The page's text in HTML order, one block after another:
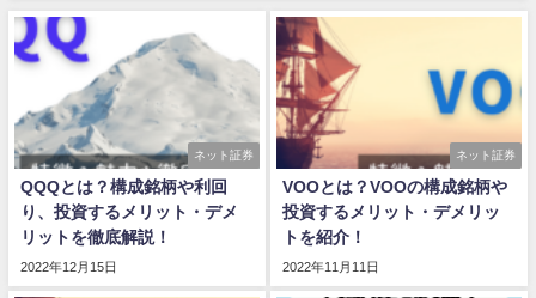
ネット証券
QQQとは？構成銘柄や利回
り、投資するメリット・デメ
リットを徹底解説！
2022年12月15日
ネット証券
VOOとは？VOOの構成銘柄や
投資するメリット・デメリッ
トを紹介！
2022年11月11日